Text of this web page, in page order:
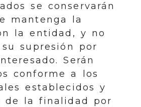
se conservarán
mantenga la
la entidad, y no
supresión por
Serán
conforme a los
establecidos y
de la finalidad por